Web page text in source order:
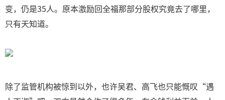
变，仍是35人。原本激励回全福那部分股权究竟去了哪里，
只有天知道。
除了监管机构被惊到以外，也许吴君、高飞也只能慨叹“遇